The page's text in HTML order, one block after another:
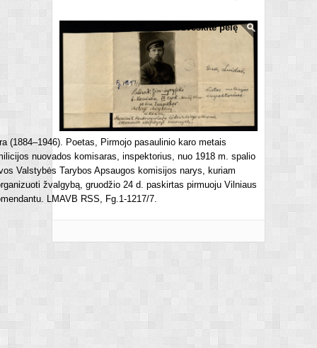
Užveskite pelę
(1884–1946). Poetas, Pirmojo pasaulinio karo metais
nuovados komisaras, inspektorius, nuo 1918 m. spalio
Valstybės Tarybos Apsaugos komisijos narys, kuriam
žvalgybą, gruodžio 24 d. paskirtas pirmuoju Vilniaus
LMAVB RSS, Fg.1-1217/7.